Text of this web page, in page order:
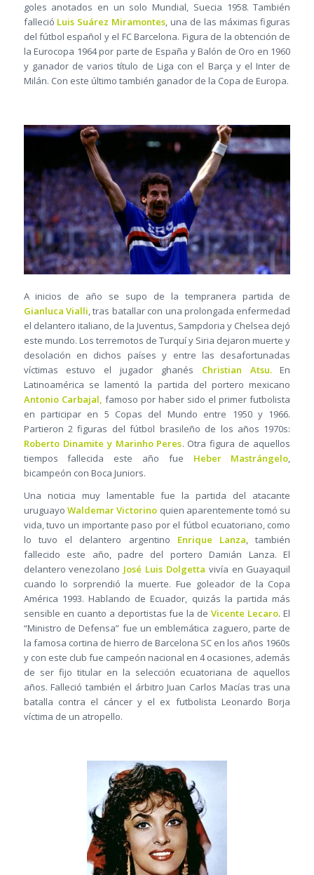
goles anotados en un solo Mundial, Suecia 1958. También
falleció Luis Suárez Miramontes, una de las máximas figuras
del fútbol español y el FC Barcelona. Figura de la obtención de
la Eurocopa 1964 por parte de España y Balón de Oro en 1960
y ganador de varios título de Liga con el Barça y el Inter de
Milán. Con este último también ganador de la Copa de Europa.
A inicios de año se supo de la tempranera partida de
Gianluca Vialli, tras batallar con una prolongada enfermedad
el delantero italiano, de la Juventus, Sampdoria y Chelsea dejó
este mundo. Los terremotos de Turquí y Siria dejaron muerte y
desolación en dichos países y entre las desafortunadas
víctimas estuvo el jugador ghanés Christian Atsu.En
Latinoamérica se lamentó la partida del portero mexicano
Antonio Carbajal, famoso por haber sido el primer futbolista
en participar en 5 Copas del Mundo entre 1950 y 1966.
Partieron 2 figuras del fútbol brasileño de los años 1970s:
Roberto Dinamite y Marinho Peres. Otra figura de aquellos
tiempos fallecida este año fue Heber Mastrángelo,
bicampeón con Boca Juniors.
Una noticia muy lamentable fue la partida del atacante
uruguayo Waldemar Victorino quien aparentemente tomó su
vida, tuvo un importante paso por el fútbol ecuatoriano, como
lo tuvo el delantero argentino Enrique Lanza, también
fallecido este año, padre del portero Damián Lanza. El
delantero venezolano José Luis Dolgetta vivía en Guayaquil
cuando lo sorprendió la muerte. Fue goleador de la Copa
América 1993. Hablando de Ecuador, quizás la partida más
sensible en cuanto a deportistas fue la de Vicente Lecaro. El
“Ministro de Defensa” fue un emblemática zaguero, parte de
la famosa cortina de hierro de Barcelona SC en los años 1960s
y con este club fue campeón nacional en 4 ocasiones, además
de ser fijo titular en la selección ecuatoriana de aquellos
años. Falleció también el árbitro Juan Carlos Macías tras una
batalla contra el cáncer y el ex futbolista Leonardo Borja
víctima de un atropello.